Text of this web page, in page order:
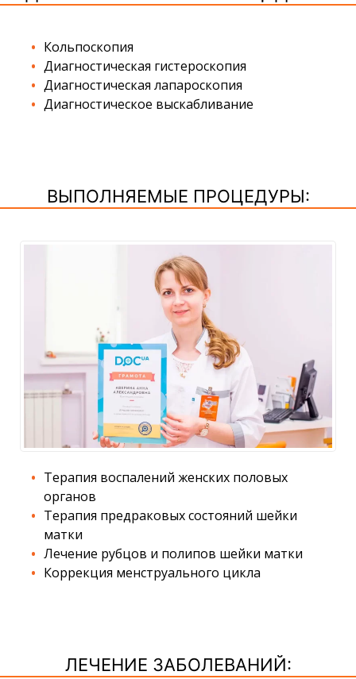
Кольпоскопия
Диагностическая гистероскопия
Диагностическая лапароскопия
Диагностическое выскабливание
ВЫПОЛНЯЕМЫЕ ПРОЦЕДУРЫ:
Терапия воспалений женских половых
органов
Терапия предраковых состояний шейки
матки
Лечение рубцов и полипов шейки матки
Коррекция менструального цикла
ЛЕЧЕНИЕ ЗАБОЛЕВАНИЙ: